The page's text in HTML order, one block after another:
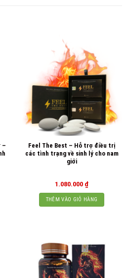
–
Feel The Best – Hỗ trợ điều trị
các tình trạng về sinh lý cho nam
giới
1.080.000 ₫
THÊM VÀO GIỎ HÀNG